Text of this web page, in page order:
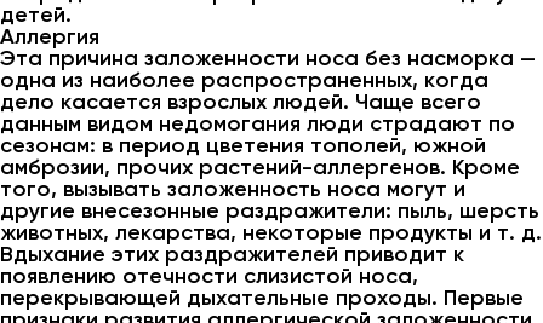
детей.
Аллергия
Эта причина заложенности носа без насморка —
одна из наиболее распространенных, когда
дело касается взрослых людей. Чаще всего
данным видом недомогания люди страдают по
сезонам: в период цветения тополей, южной
амброзии, прочих растений-аллергенов. Кроме
того, вызывать заложенность носа могут и
другие внесезонные раздражители: пыль, шерсть
животных, лекарства, некоторые продукты и т. д.
Вдыхание этих раздражителей приводит к
появлению отечности слизистой носа,
перекрывающей дыхательные проходы. Первые